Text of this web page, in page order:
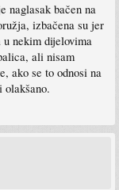
naglasak bačen na
izbačena su jer
nekim dijelovima
ali nisam
ako se to odnosi na
olakšano.